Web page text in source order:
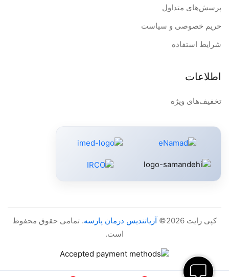
پرسش‌های متداول
حریم خصوصی و سیاست
شرایط استفاده
اطلاعات
تخفیف‌های ویژه
کپی رایت 2026© آریاتندیس درمان پارسه. تمامی حقوق محفوظ
است.